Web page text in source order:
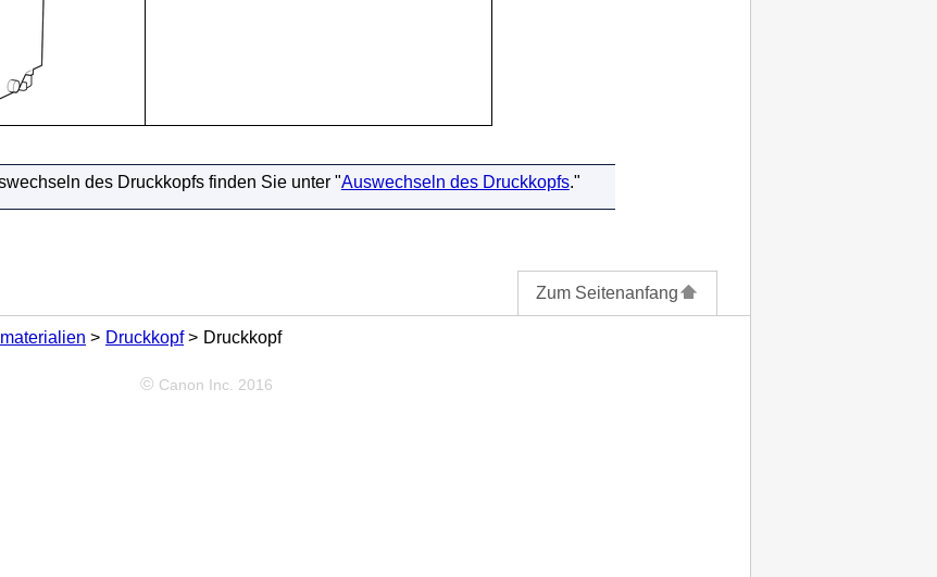
des Druckkopfs finden Sie unter "Auswechseln des Druckkopfs."
Zum Seitenanfang
Druckkopf Druckkopf
© Canon Inc. 2016